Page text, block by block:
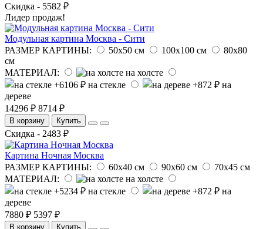
Скидка - 5582 ₽
Лидер продаж!
Модульная картина Москва - Сити
РАЗМЕР КАРТИНЫ:
50х50 см 100х100 см
80х80
см
МАТЕРИАЛ:
на холсте
на стекле
на
дереве
14296 ₽ 8714 ₽
В корзину Купить
Скидка - 2483 ₽
Картина Ночная Москва
РАЗМЕР КАРТИНЫ:
60х40 см 90х60 см
70х45 см
МАТЕРИАЛ:
на холсте
на стекле
на
дереве
7880 ₽ 5397 ₽
В корзину Купить